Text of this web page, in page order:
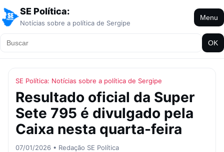
SE Política:
Notícias sobre a política de Sergipe
Menu
OK
SE Política: Notícias sobre a política de Sergipe
Resultado oficial da Super
Sete 795 é divulgado pela
Caixa nesta quarta-feira
07/01/2026 • Redação SE Política